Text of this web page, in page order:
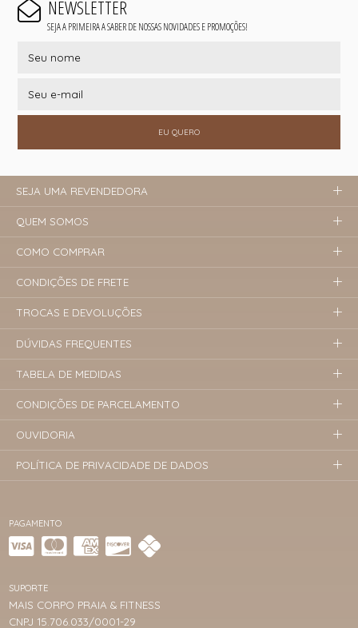
NEWSLETTER
SEJA A PRIMEIRA A SABER DE NOSSAS NOVIDADES E PROMOÇÕES!
EU QUERO
PAGAMENTO
SUPORTE
MAIS CORPO PRAIA & FITNESS
CNPJ 15.706.033/0001-29
SEJA UMA REVENDEDORA
QUEM SOMOS
COMO COMPRAR
CONDIÇÕES DE FRETE
TROCAS E DEVOLUÇÕES
DÚVIDAS FREQUENTES
TABELA DE MEDIDAS
CONDIÇÕES DE PARCELAMENTO
OUVIDORIA
POLÍTICA DE PRIVACIDADE DE DADOS